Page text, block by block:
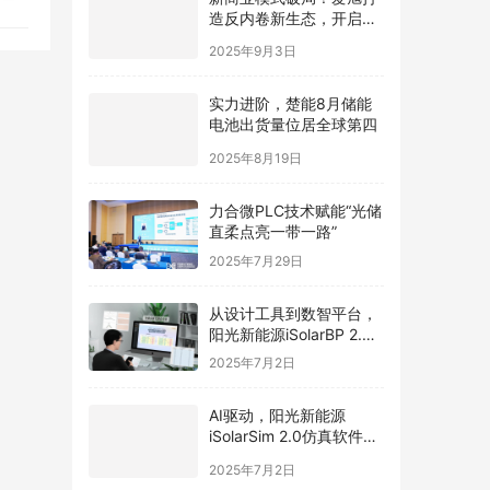
造反内卷新生态，开启光
2025年9月3日
实力进阶，楚能8月储能
电池出货量位居全球第四
2025年8月19日
力合微PLC技术赋能“光储
直柔点亮一带一路”
2025年7月29日
从设计工具到数智平台，
阳光新能源iSolarBP 2.0
式！
2025年7月2日
AI驱动，阳光新能源
iSolarSim 2.0仿真软件引
2025年7月2日